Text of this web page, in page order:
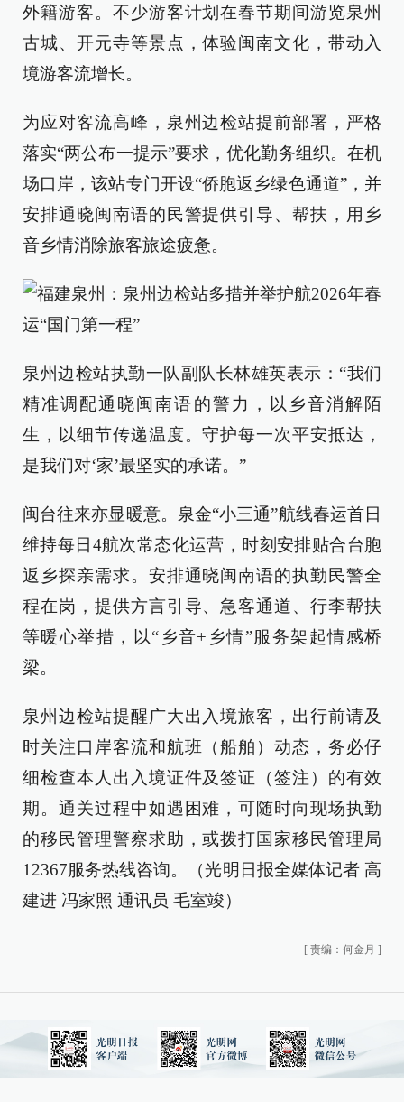
外籍游客。不少游客计划在春节期间游览泉州
古城、开元寺等景点，体验闽南文化，带动入
境游客流增长。
为应对客流高峰，泉州边检站提前部署，严格
落实“两公布一提示”要求，优化勤务组织。在机
场口岸，该站专门开设“侨胞返乡绿色通道”，并
安排通晓闽南语的民警提供引导、帮扶，用乡
音乡情消除旅客旅途疲惫。
泉州边检站执勤一队副队长林雄英表示：“我们
精准调配通晓闽南语的警力，以乡音消解陌
生，以细节传递温度。守护每一次平安抵达，
是我们对‘家’最坚实的承诺。”
闽台往来亦显暖意。泉金“小三通”航线春运首日
维持每日4航次常态化运营，时刻安排贴合台胞
返乡探亲需求。安排通晓闽南语的执勤民警全
程在岗，提供方言引导、急客通道、行李帮扶
等暖心举措，以“乡音+乡情”服务架起情感桥
梁。
泉州边检站提醒广大出入境旅客，出行前请及
时关注口岸客流和航班（船舶）动态，务必仔
细检查本人出入境证件及签证（签注）的有效
期。通关过程中如遇困难，可随时向现场执勤
的移民管理警察求助，或拨打国家移民管理局
12367服务热线咨询。（光明日报全媒体记者 高
建进 冯家照 通讯员 毛室竣）
[ 责编：何金月 ]